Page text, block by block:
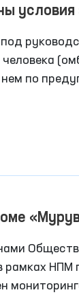
условия
по
Навои
НПМ